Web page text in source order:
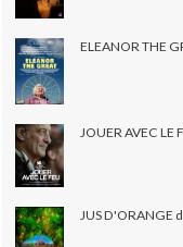
ELEANOR THE
JOUER AVEC
JUS D'ORANGE